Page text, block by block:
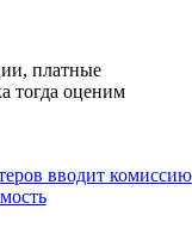
платные
тогда оценим